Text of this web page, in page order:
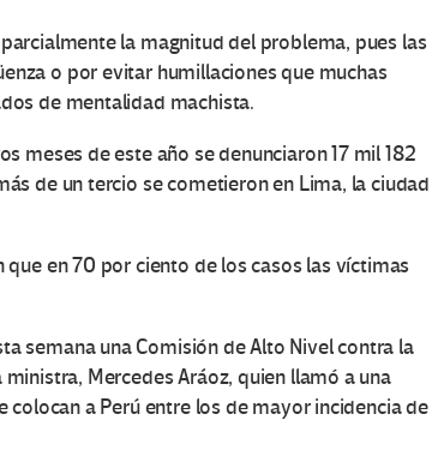
la magnitud del problema, pues las
o por evitar humillaciones que muchas
de mentalidad machista.
meses de este año se denunciaron 17 mil 182
de un tercio se cometieron en Lima, la ciudad
en 70 por ciento de los casos las víctimas
semana una Comisión de Alto Nivel contra la
Mercedes Aráoz, quien llamó a una
a Perú entre los de mayor incidencia de